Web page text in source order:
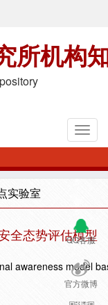
所机构
实验室
QQ客服
官方微博
全态势评估模型
awareness model